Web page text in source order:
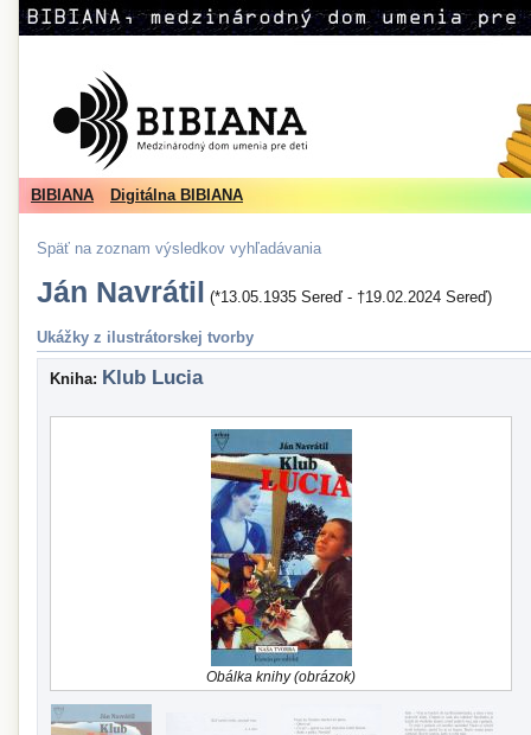
BIBIANA Digitálna BIBIANA
Späť na zoznam výsledkov vyhľadávania
Ján Navrátil (*13.05.1935 Sereď - †19.02.2024 Sereď)
Ukážky z ilustrátorskej tvorby
Kniha: Klub Lucia
Obálka knihy (obrázok)